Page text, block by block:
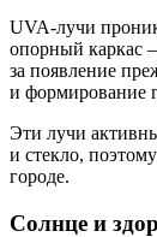
UVA-лучи
опорный каркас
за появление
и формирование
Эти лучи
и стекло,
городе.
Солнце и